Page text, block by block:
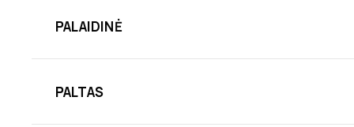
PALAIDINĖ
PALTAS